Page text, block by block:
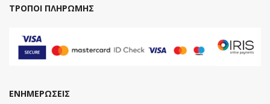
ΤΡΟΠΟΙ ΠΛΗΡΩΜΗΣ
ΕΝΗΜΕΡΩΣΕΙΣ